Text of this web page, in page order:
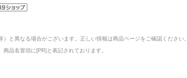
と異なる場合がございます。正しい情報は商品ページをご確認ください。
品名冒頭に[PR]と表記されております。